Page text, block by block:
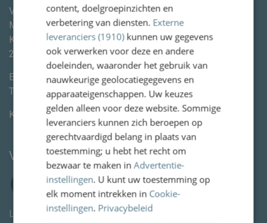
Van Wassenaer Wytema Letselschade Advocaten &
Mediation
Kleine Houtweg 113
2012CE
Haarlem
E-mail:
info@vanww.nl
Tel:
+3123 820 06 90
KvK: 80846254
Volg ons
Letselschade advocaat Den Haag
content, doelgroepinzichten en
verbetering van diensten. Externe
leveranciers (1910)kunnen uw gegevens
ook verwerken voor deze en andere
doeleinden, waaronder het gebruik van
nauwkeurige geolocatiegegevens en
apparaateigenschappen. Uw keuzes
gelden alleen voor deze website. Sommige
leveranciers kunnen zich beroepen op
gerechtvaardigd belang in plaats van
toestemming; u hebt het recht om
bezwaar te maken inAdvertentie-
instellingen. U kunt uw toestemming op
elk moment intrekken in Cookie-
instellingen. Privacybeleid